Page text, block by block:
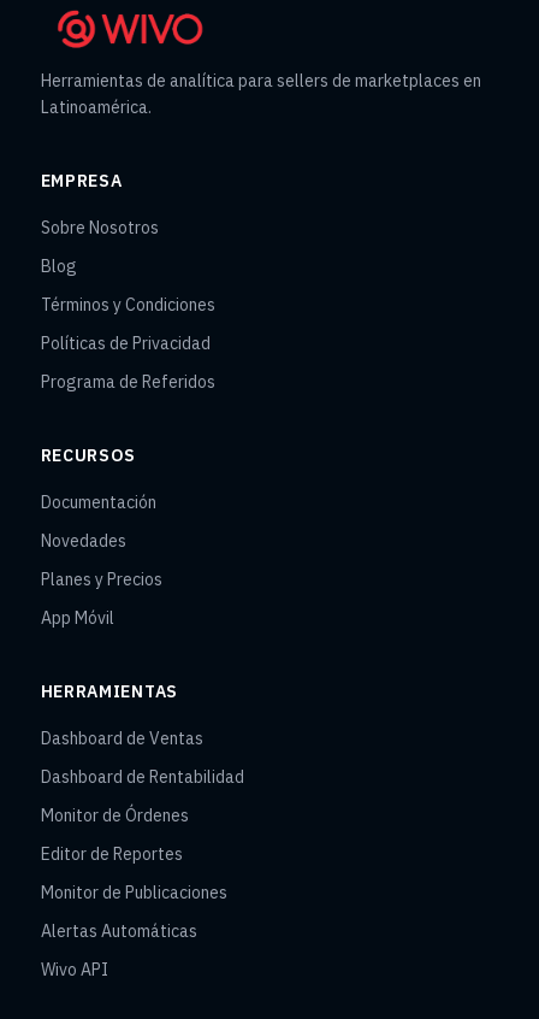
Herramientas de analítica para sellers de marketplaces en
Latinoamérica.
EMPRESA
Sobre Nosotros
Blog
Términos y Condiciones
Políticas de Privacidad
Programa de Referidos
RECURSOS
Documentación
Novedades
Planes y Precios
App Móvil
HERRAMIENTAS
Dashboard de Ventas
Dashboard de Rentabilidad
Monitor de Órdenes
Editor de Reportes
Monitor de Publicaciones
Alertas Automáticas
Wivo API